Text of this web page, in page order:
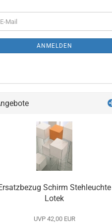
E-
Mail
ANMELDEN
Schirm Stehleuchte
Lotek
UVP 42,00 EUR